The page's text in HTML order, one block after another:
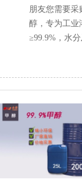
朋友您需要采
醇，专为工业
≥99.9%，水